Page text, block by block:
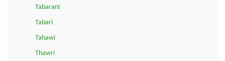
Tabarani
Tabari
Tahawi
Thawri